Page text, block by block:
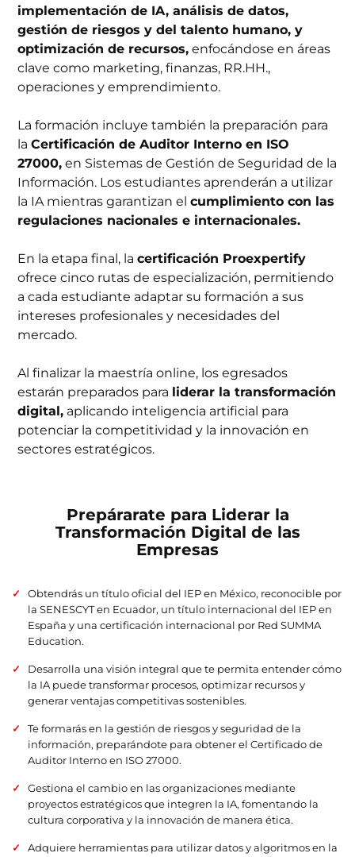
implementación de IA, análisis de datos,
gestión de riesgos y del talento humano, y
optimización de recursos, enfocándose en áreas
clave como marketing, finanzas, RR.HH.,
operaciones y emprendimiento.
La formación incluye también la preparación para
laCertificación de Auditor Interno en ISO
27000, en Sistemas de Gestión de Seguridad de la
Información. Los estudiantes aprenderán a utilizar
la IA mientras garantizan elcumplimiento con las
regulaciones nacionales e internacionales.
En la etapa final, lacertificación Proexpertify
ofrece cinco rutas de especialización, permitiendo
a cada estudiante adaptar su formación a sus
intereses profesionales y necesidades del
mercado.
Al finalizar la maestría online, los egresados
estarán preparados para liderar la transformación
digital, aplicando inteligencia artificial para
potenciar la competitividad y la innovación en
sectores estratégicos.
Prepárarate para Liderar la
Transformación Digital de las
Empresas
Obtendrás un título oficial del IEP en México, reconocible por
la SENESCYT en Ecuador, un título internacional del IEP en
España y una certificación internacional por Red SUMMA
Education.
Desarrolla una visión integral que te permita entender cómo
la IA puede transformar procesos, optimizar recursos y
generar ventajas competitivas sostenibles.
Te formarás en la gestión de riesgos y seguridad de la
información, preparándote para obtener el Certificado de
Auditor Interno en ISO 27000.
Gestiona el cambio en las organizaciones mediante
proyectos estratégicos que integren la IA, fomentando la
cultura corporativa y la innovación de manera ética.
Adquiere herramientas para utilizar datos y algoritmos en la